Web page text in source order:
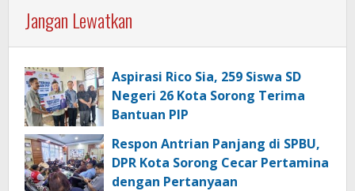
Jangan Lewatkan
Aspirasi Rico Sia, 259 Siswa SD
Negeri 26 Kota Sorong Terima
Bantuan PIP
Respon Antrian Panjang di SPBU,
DPR Kota Sorong Cecar Pertamina
dengan Pertanyaan